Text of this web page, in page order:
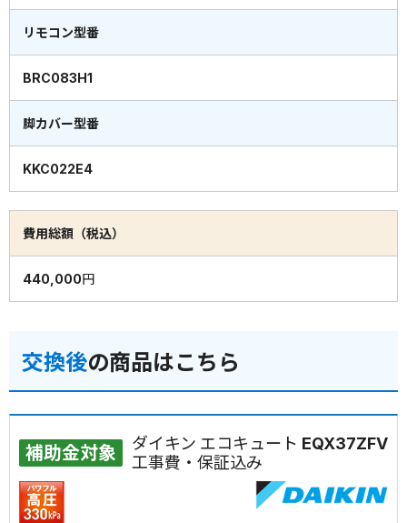
リモコン型番
BRC083H1
脚カバー型番
KKC022E4
費用総額（税込）
440,000円
交換後の商品はこちら
補助金対象
ダイキン エコキュート EQX37ZFV
工事費・保証込み